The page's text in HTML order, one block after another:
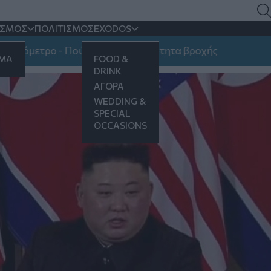
ΠΟΛΙΤΙΣΜΟΣEXODOS
FOOD &
DRINK
ΑΓΟΡΑ
WEDDING &
SPECIAL
OCCASIONS
- Πού υπάρχει πιθανότητα βροχής
Τραμπ - Κιμ